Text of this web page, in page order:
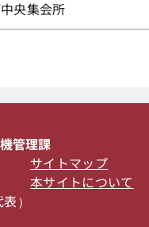
央集会所
管理課
）
サイトマップ
本サイトについて